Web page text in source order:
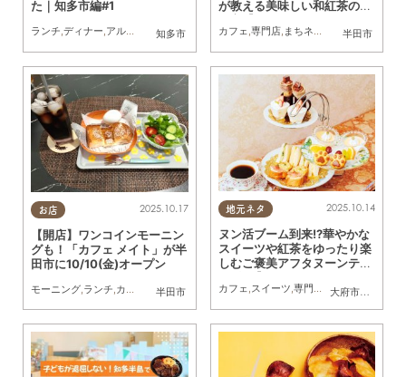
知多市
た｜知多市編#1
ランチ,ディナー,アルコール ,カフェ スイーツ,テイクアウト ,まちネタ まとめ記事
半田市
が教える美味しい和紅茶の淹
11月号】
カフェ,専門店, まちネタ ちたまるスタイ
お店
半田市
2025.10.17
【開店】ワンコインモーニン
グも！「カフェ メイト」が半
田市に10/10(金)オープン
モーニング,ランチ,カフェ 開店,まちネタ
地元ネタ
大府市半田市
2025.10.14
ヌン活ブーム到来!?華やかな
スイーツや紅茶をゆったり楽
しむご褒美アフタヌーンティ
0・11月号】
カフェ,スイーツ,専門店 まちネタ